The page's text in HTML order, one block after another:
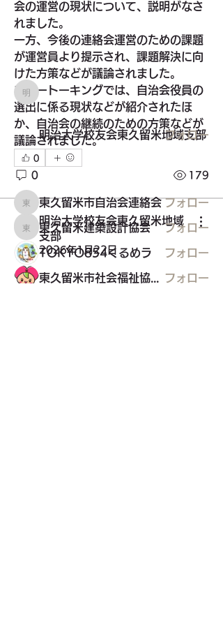
会の運営の現状について、説明がなさ
れました。
一方、今後の連絡会運営のための課題
が運営員より提示され、課題解決に向
けた方策などが議論されました。
フリートーキングでは、自治会役員の
選出に係る現状などが紹介されたほ
か、自治会の継続のための方策などが
議論されました。
0
0 179
明治大学校友会東久留米地域支部
明治大学校友会東久留米地域
支部
2026年1月22日
コミュニティ、自治会、防犯防災団体
等
メンバー
明治大学校友会東久留米地域支部
明治大学校友会東久留米地域支部
フォロー
東久留米市自治会連絡会
東久留米市自治会連絡会 フォロー
東久留米建築設計協会
東久留米建築設計協会 フォロー
TOKYO854くるめラ フォロー
フォロー